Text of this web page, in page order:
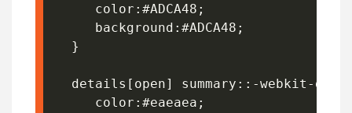
     color:#ADCA48;
     background:#ADCA48;
  }
details[open] summary::-webkit-
     color:#eaeaea;